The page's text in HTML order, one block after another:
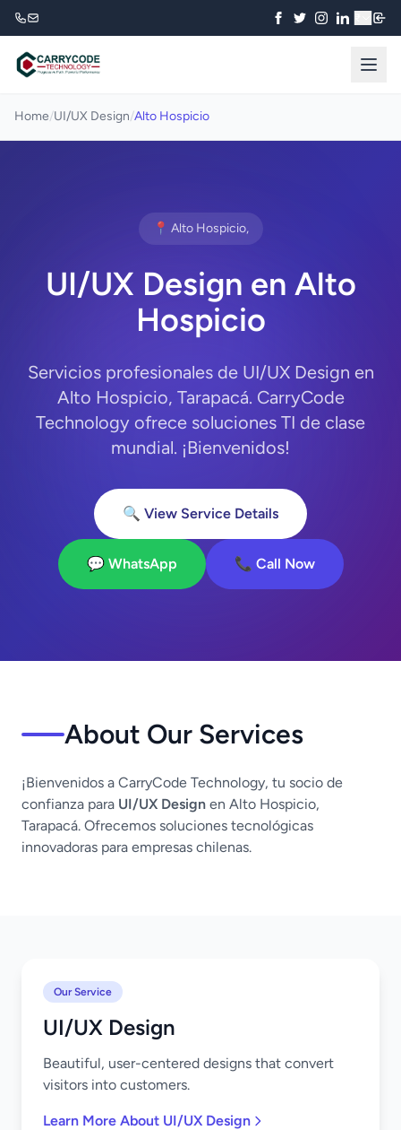
Home/UI/UX Design/Alto Hospicio
📍 Alto Hospicio,
UI/UX Design en Alto
Hospicio
Servicios profesionales de UI/UX Design en
Alto Hospicio, Tarapacá. CarryCode
Technology ofrece soluciones TI de clase
mundial. ¡Bienvenidos!
🔍 View Service Details
💬 WhatsApp 📞 Call Now
About Our Services
¡Bienvenidos a CarryCode Technology, tu socio de
confianza para UI/UX Design en Alto Hospicio,
Tarapacá. Ofrecemos soluciones tecnológicas
innovadoras para empresas chilenas.
Our Service
UI/UX Design
Beautiful, user-centered designs that convert
visitors into customers.
Learn More About UI/UX Design